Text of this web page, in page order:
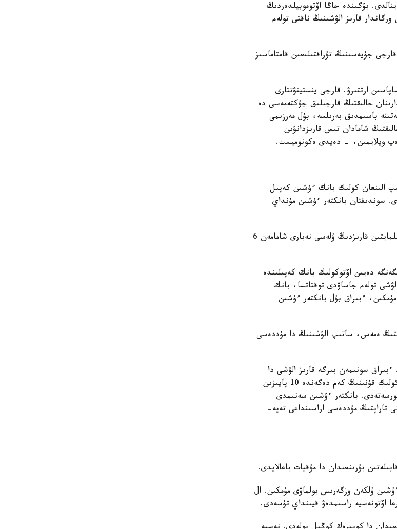
بۇگىندە جاڭا اۆتوموبيلدەردىڭ
قارىز الۋشىنىڭ ناقتى تولەم
جۇيەسىنىڭ تۇراقتىلىعىن قامتاماسىز
ارتتىرۋ. قارجى ينستيتۋتتارى
حالىقتىڭ قارجىلىق جۇكتەمەسى دە
باسىمدىق بەرىلسە، بۇل مەرزىمى
شامادان تىس قارىزدانۋىن
دەپ ويلايمىن، - دەيدى ەكونوميست.
الىنعان كولىك بانك ءۇشىن كەپىل
سوندىقتان بانكتەر ءۇشىن مۇنداي
اۆتوساراپشى الەكسەي الەكسەيەۆتىڭ ايتۋىنشا، اۆتونەسيە بويىنشا قايتارىلمايتىن قارىزدىڭ ۇلەسى نەبارى شامامەن 6
دەيىن اۆتوكولىك بانك كەپىلىندە
تولەم جاساۋدى توقتاتسا، بانك
ءبىراق بۇل بانكتەر ءۇشىن
ەمەس، ساتىپ الۋشىنىڭ دا مۇددەسى
سونىمەن بىرگە قارىز الۋشى دا
نەسيەنى وتەۋگە شاماسى جەتەتىنىن ناقتى ءتۇسىنۋى كەرەك. مىسالى، كولىك قۇنىنىڭ كەم دەگەندە 10 پايىزىن
بانكتەر ءۇشىن سەنىمدى
مۇددەسى اراسىنداعى تەپە-
بۇرىنعىدان دا مۇقيات باعالايدى.
ءۇشىن ۇلكەن وزگەرىس بولماۋى مۇمكىن. ال
اۆتونەسيە راسىمدەۋ قيىنداي تۇسەدى.